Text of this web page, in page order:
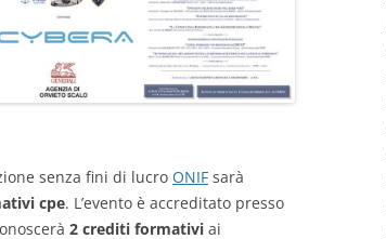
senza fini di lucro ONIF sarà
cpe. L’evento è accreditato presso
2 crediti formativi ai